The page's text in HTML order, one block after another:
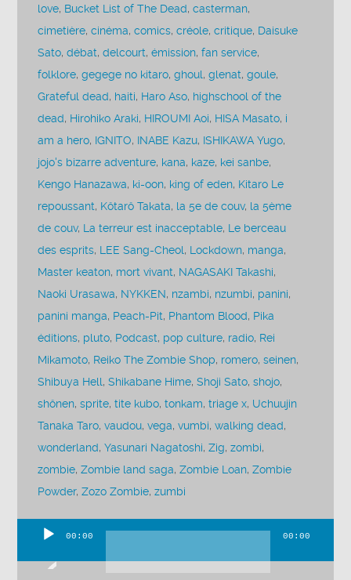
love, Bucket List of The Dead,casterman,
cimetière,cinéma,comics,créole,critique, Daisuke
Sato,débat,delcourt,émission,fan service,
folklore,gegege no kitaro,ghoul,glenat,goule,
Grateful dead, haiti, Haro Aso, highschool of the
dead, Hirohiko Araki, HIROUMI Aoi, HISA Masato, i
am a hero, IGNITO, INABE Kazu, ISHIKAWA Yugo,
jojo's bizarre adventure, kana, kaze, kei sanbe,
Kengo Hanazawa, ki-oon, king of eden, Kitaro Le
repoussant, Kôtarô Takata, la 5e de couv, la 5ème
de couv, La terreur est inacceptable, Le berceau
des esprits, LEE Sang-Cheol, Lockdown, manga,
Master keaton, mort vivant, NAGASAKI Takashi,
Naoki Urasawa, NYKKEN, nzambi, nzumbi, panini,
panini manga, Peach-Pit, Phantom Blood, Pika
éditions, pluto, Podcast, pop culture, radio, Rei
Mikamoto, Reiko The Zombie Shop, romero,seinen,
Shibuya Hell,Shikabane Hime,Shoji Sato,shojo,
shônen,sprite,tite kubo,tonkam,triage x, Uchuujin
Tanaka Taro,vaudou,vega,vumbi,walking dead,
wonderland,Yasunari Nagatoshi,Zig,zombi,
zombie,Zombie land saga,Zombie Loan,Zombie
Powder,Zozo Zombie,zumbi
audio
00:00 00:00